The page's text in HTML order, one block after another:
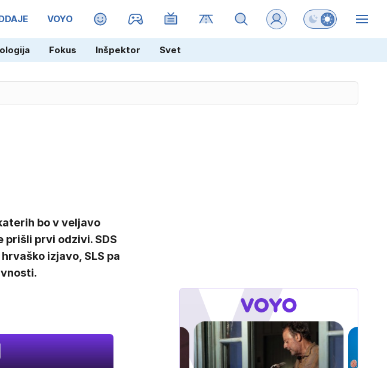
VOYO MAGAZIN Preklopi barvni
Fokus Inšpektor Svet
bo v veljavo
prišli prvi odzivi. SDS
izjavo, SLS pa